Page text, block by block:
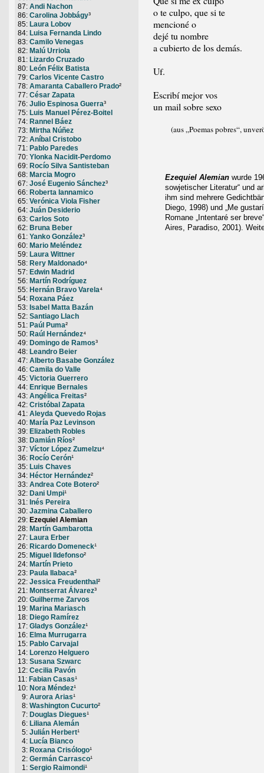
87: Andi Nachon
86: Carolina Jobbágy³
85: Laura Lobov
84: Luisa Fernanda Lindo
83: Camilo Venegas
82: Malú Urriola
81: Lizardo Cruzado
80: León Félix Batista
79: Carlos Vicente Castro
78: Amaranta Caballero Prado²
77: César Zapata
76: Julio Espinosa Guerra³
75: Luis Manuel Pérez-Boitel
74: Rannel Báez
73: Mirtha Núñez
72: Aníbal Cristobo
71: Pablo Paredes
70: Ylonka Nacidit-Perdomo
69: Rocío Silva Santisteban
68: Marcia Mogro
67: José Eugenio Sánchez³
66: Roberta Iannamico
65: Verónica Viola Fisher
64: Juán Desiderio
63: Carlos Soto
62: Bruna Beber
61: Yanko González³
60: Mario Meléndez
59: Laura Wittner
58: Rery Maldonado⁴
57: Edwin Madrid
56: Martín Rodríguez
55: Hernán Bravo Varela⁴
54: Roxana Páez
53: Isabel Matta Bazán
52: Santiago Llach
51: Paúl Puma²
50: Raúl Hernández⁴
49: Domingo de Ramos³
48: Leandro Beier
47: Alberto Basabe González
46: Camila do Valle
45: Victoria Guerrero
44: Enrique Bernales
43: Angélica Freitas²
42: Cristóbal Zapata
41: Aleyda Quevedo Rojas
40: María Paz Levinson
39: Elizabeth Robles
38: Damián Ríos²
37: Víctor López Zumelzu⁴
36: Rocío Cerón¹
35: Luis Chaves
34: Héctor Hernández²
33: Andrea Cote Botero²
32: Dani Umpi¹
31: Inés Pereira
30: Jazmina Caballero
29: Ezequiel Alemian
28: Martín Gambarotta
27: Laura Erber
26: Ricardo Domeneck¹
25: Miguel Ildefonso²
24: Martín Prieto
23: Paula Ilabaca²
22: Jessica Freudenthal ²
21: Montserrat Álvarez³
20: Guilherme Zarvos
19: Marina Mariasch
18: Diego Ramírez
17: Gladys González¹
16: Elma Murrugarra
15: Pablo Carvajal
14: Lorenzo Helguero
13: Susana Szwarc
12: Cecilia Pavón
11: Fabian Casas¹
10: Nora Méndez¹
9: Aurora Arias¹
8: Washington Cucurto²
7: Douglas Diegues¹
6: Liliana Alemán
5: Julián Herbert¹
4: Lucía Bianco
3: Roxana Crisólogo¹
2: Germán Carrasco¹
1: Sergio Raimondi¹
o te culpo, que si te
mencioné o
dejé tu nombre
a cubierto de los demás.
Uf.
Escribí mejor vos
un mail sobre sexo
(aus „Poemas pobres“,
Ezequiel Alemian wurde
sowjetischer Literatur“ und
ihm sind mehrere
Diego, 1998) und „Me
Romane „Intentaré ser
Aires, Paradiso, 2001).